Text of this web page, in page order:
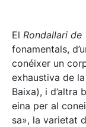
El Rondallari de
fonamentals,
conéixer un
exhaustiva de
Baixa), i d’altra
eina per al
sa», la varietat